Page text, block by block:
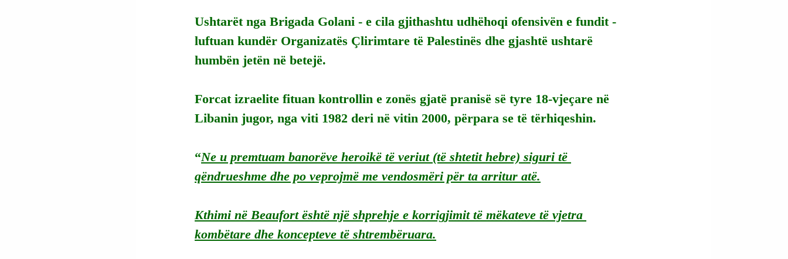
Ushtarët nga Brigada Golani - e cila gjithashtu udhëhoqi ofensivën e fundit -
luftuan kundër Organizatës Çlirimtare të Palestinës dhe gjashtë ushtarë
humbën jetën në betejë.
Forcat izraelite fituan kontrollin e zonës gjatë pranisë së tyre 18-vjeçare në
Libanin jugor, nga viti 1982 deri në vitin 2000, përpara se të tërhiqeshin.
“Ne u premtuam banorëve heroikë të veriut (të shtetit hebre) siguri të
qëndrueshme dhe po veprojmë me vendosmëri për ta arritur atë.
Kthimi në Beaufort është një shprehje e korrigjimit të mëkateve të vjetra
kombëtare dhe koncepteve të shtrembëruara.